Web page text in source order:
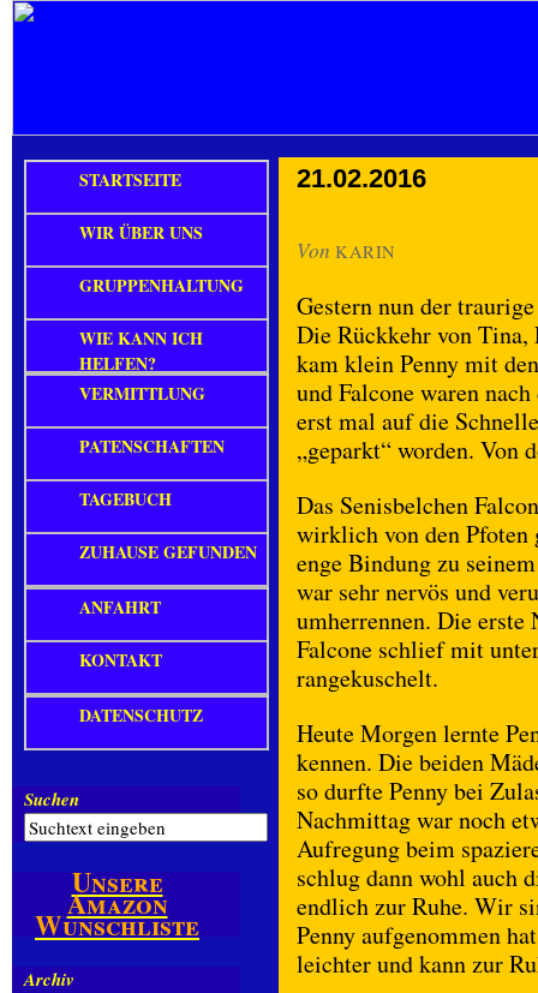
21.02.2016
Von KARIN
Gestern nun der
Die Rückkehr von Tina,
kam klein Penny mit
und Falcone waren
erst mal auf die
„geparkt“ worden. Von
Das Senisbelchen
wirklich von den Pfoten
enge Bindung zu
war sehr nervös und
umherrennen. Die erste
Falcone schlief mit
rangekuschelt.
Heute Morgen lernte
kennen. Die beiden
so durfte Penny bei
Nachmittag war noch
Aufregung beim
schlug dann wohl auch
endlich zur Ruhe. Wir
Penny aufgenommen
leichter und kann zur
STARTSEITE
WIR ÜBER UNS
GRUPPENHALTUNG
WIE KANN ICH
HELFEN?
VERMITTLUNG
PATENSCHAFTEN
TAGEBUCH
ZUHAUSE GEFUNDEN
ANFAHRT
KONTAKT
DATENSCHUTZ
Suchen
Unsere
Amazon
Wunschliste
Archiv